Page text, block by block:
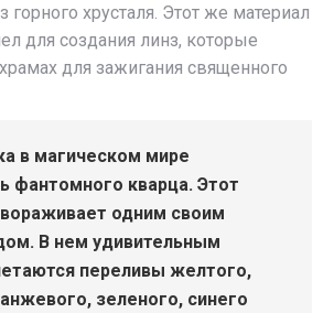
горного хрусталя. Этот же материал
для создания линз, которые
для зажигания священного
в магическом мире
фантомного кварца. Этот
одним своим
В нем удивительным
переливы желтого,
зеленого, синего